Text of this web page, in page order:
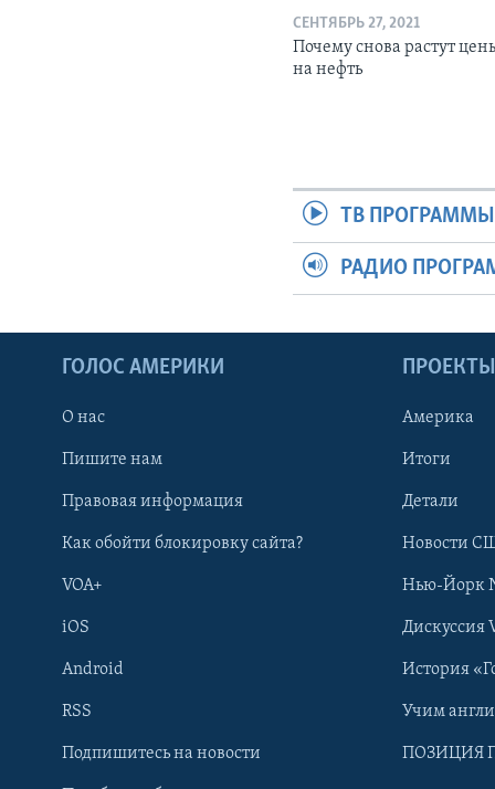
Learning English
СЕНТЯБРЬ 27, 2021
Почему снова растут
на нефть
ТВ ПРОГРАММЫ
РАДИО
ГОЛОС АМЕРИКИ
О нас
Пишите нам
Правовая информация
Как обойти блокировку сайта?
VOA+
iOS
Android
RSS
Подпишитесь на новости
ПРОЕКТЫ
Америка
Итоги
Детали
Новости
Нью-Йорк
Дискуссия
История
Учим
ПОЗИЦИЯ